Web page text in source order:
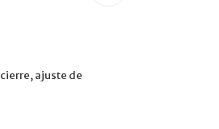
ajuste de